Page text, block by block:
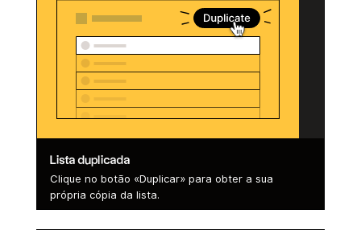
Lista duplicada
Clique no botão «Duplicar» para obter a sua
própria cópia da lista.